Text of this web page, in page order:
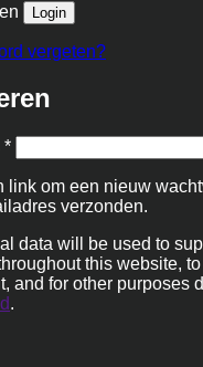
Login
vergeten?
*Vereist
link om een nieuw
verzonden.
data will be used to
this website,
and for other purposes
.